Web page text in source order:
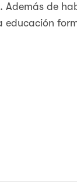
Además de
educación